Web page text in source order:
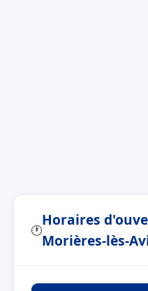
🕐
Horaires
Morières-lès-